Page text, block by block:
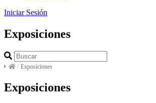
Iniciar Sesión
Exposiciones
/ Exposiciones
Exposiciones